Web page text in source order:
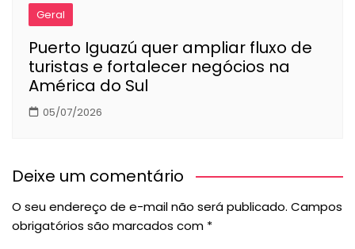
Geral
Puerto Iguazú quer ampliar fluxo de
turistas e fortalecer negócios na
América do Sul
05/07/2026
Deixe um comentário
O seu endereço de e-mail não será publicado. Campos
obrigatórios são marcados com *